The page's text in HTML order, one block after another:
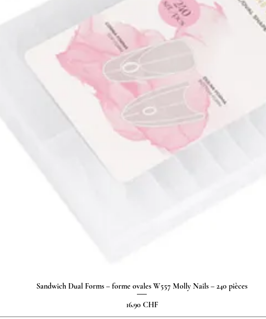
Aperçu rapide
Sandwich Dual Forms – forme ovales W557 Molly Nails – 240 pièces
Prix
16.90 CHF